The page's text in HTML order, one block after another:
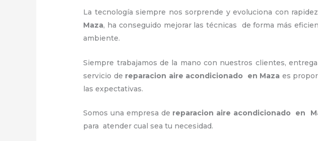
La tecnología siempre nos sorprende y evoluciona con
Maza, ha conseguido mejorar las técnicas de forma más
ambiente.
Siempre trabajamos de la mano con nuestros clientes,
servicio de reparacion aire acondicionado en Maza es
las expectativas.
Somos una empresa de reparacion aire acondicionado en
para atender cual sea tu necesidad.